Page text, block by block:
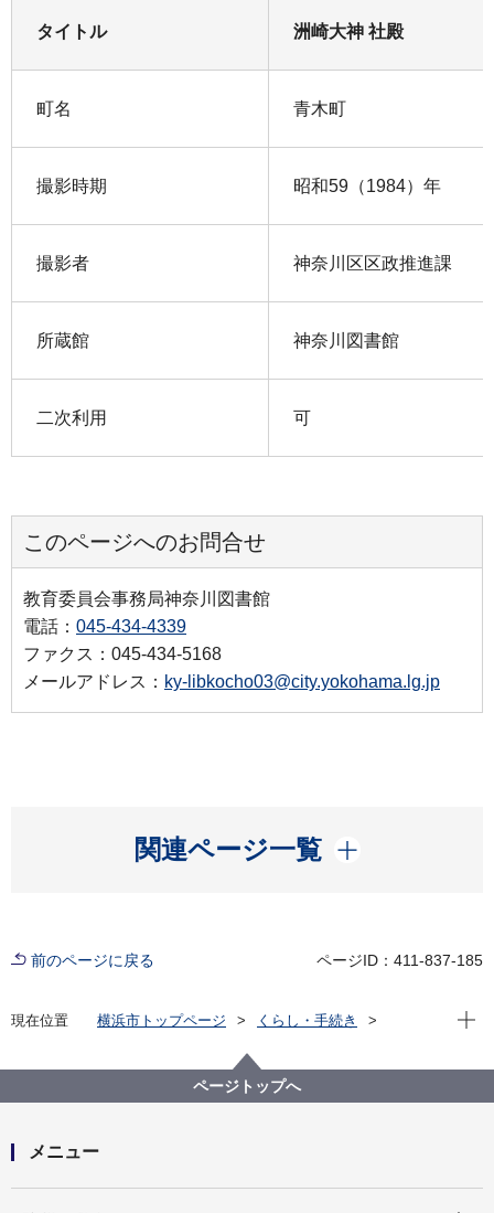
タイトル 洲崎大神 社殿
町名 青木町
撮影時期 昭和59（1984）年
撮影者 神奈川区区政推進課
所蔵館 神奈川図書館
二次利用 可
このページへのお問合せ
教育委員会事務局神奈川図書館
電話： 045-434-4339
ファクス：045-434-5168
メールアドレス： ky-libkocho03@city.yokohama.lg.jp
関連ページ一覧
開く
前のページに戻る ページID：411-837-185
現在位置 横浜市トップページ
くらし・手続き
神奈川区デジタルライブラリー
（４）中央南部エリア
洲崎大神 社殿
現在
ページトップへ
メニュー